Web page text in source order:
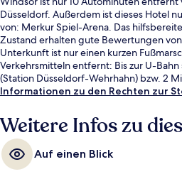
Düsseldorf. Außerdem ist dieses Hotel
von: Merkur Spiel-Arena. Das
Zustand erhalten gute Bewertungen
Unterkunft ist nur einen kurzen
Verkehrsmitteln entfernt: Bis zur U-
(Station Düsseldorf-Wehrhahn) bzw. 2
Informationen zu den Rechten zur
Weitere Infos zu
Auf einen Blick